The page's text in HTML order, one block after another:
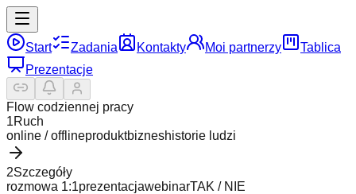
Start Zadania Kontakty Moi partnerzy
Tablica
Prezentacje
Flow codziennej pracy
1Ruch
online / offlineproduktbizneshistorie ludzi
2Szczegóły
rozmowa 1:1prezentacjawebinarTAK / NIE